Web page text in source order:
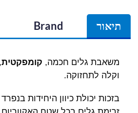
תיאור Brand
משאבת גלים חכמה, קומפקטית
וקלה לתחזוקה.
בזכות יכולת כיוון היחידות